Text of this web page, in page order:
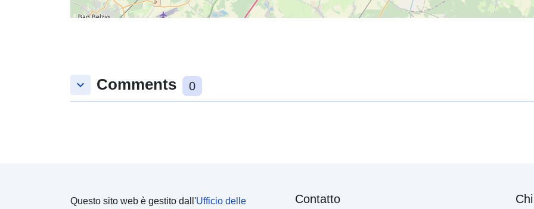
keyboard_arrow_down Comments 0
Questo sito web è gestito dall'Ufficio delle
Contatto